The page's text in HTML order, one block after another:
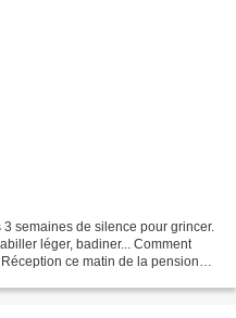
semaines de silence pour grincer.
léger, badiner... Comment
ce matin de la pension